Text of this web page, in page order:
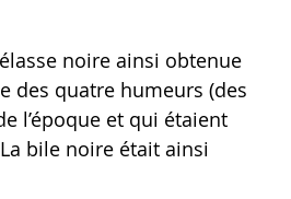
noire ainsi obtenue
des quatre humeurs (des
l’époque et qui étaient
bile noire était ainsi